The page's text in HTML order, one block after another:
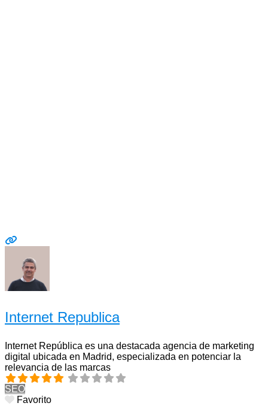
Internet Republica
Internet República es una destacada agencia de marketing
digital ubicada en Madrid, especializada en potenciar la
relevancia de las marcas
SEO
Favorito